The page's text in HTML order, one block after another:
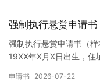
强制执行悬赏申请书
强制执行悬赏申请书（
19XX年X月X日出生，住
申请书 2026-07-22